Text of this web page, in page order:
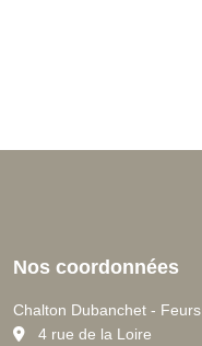
Nos coordonnées
Chalton Dubanchet - Feurs
4 rue de la Loire